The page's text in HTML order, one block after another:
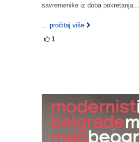
savremenike iz doba pokretanja...
... pročitaj više
1